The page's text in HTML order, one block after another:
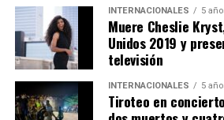
provenientes de la fuenteCAP-2V-
1V-QUEBRADA, CAP-4-
QUEBRADA, CAP-2-QUEBRADA,
ubicada enQUEBRADA SIN
BOMBOÍZA
, cantónGUALAQUIZA
MORONA SANTIAGO.
INTERNACIONALES 5
Muere Cheslie
Unidos 2019 y
televisión
INTERNACIONALES 5
Tiroteo en